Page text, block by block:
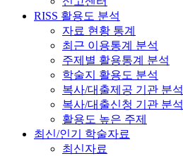
RISS 활용도 분석
자료 현황 통계
최근 이용통계 분석
주제별 활용통계 분석
학술지 활용도 분석
복사/대출제공 기관 분석
복사/대출신청 기관 분석
활용도 높은 주제
최신/인기 학술자료
최신자료